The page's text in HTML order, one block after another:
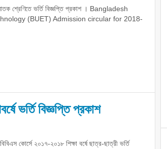
শ্রেণিতে ভর্তি বিজ্ঞপ্তি প্রকাশ । Bangladesh
(BUET) Admission circular for 2018-
ভর্তি বিজ্ঞপ্তি প্রকাশ
কোর্সে ২০১৭-২০১৮ শিক্ষা বর্ষে ছাত্র-ছাত্রী ভর্তি